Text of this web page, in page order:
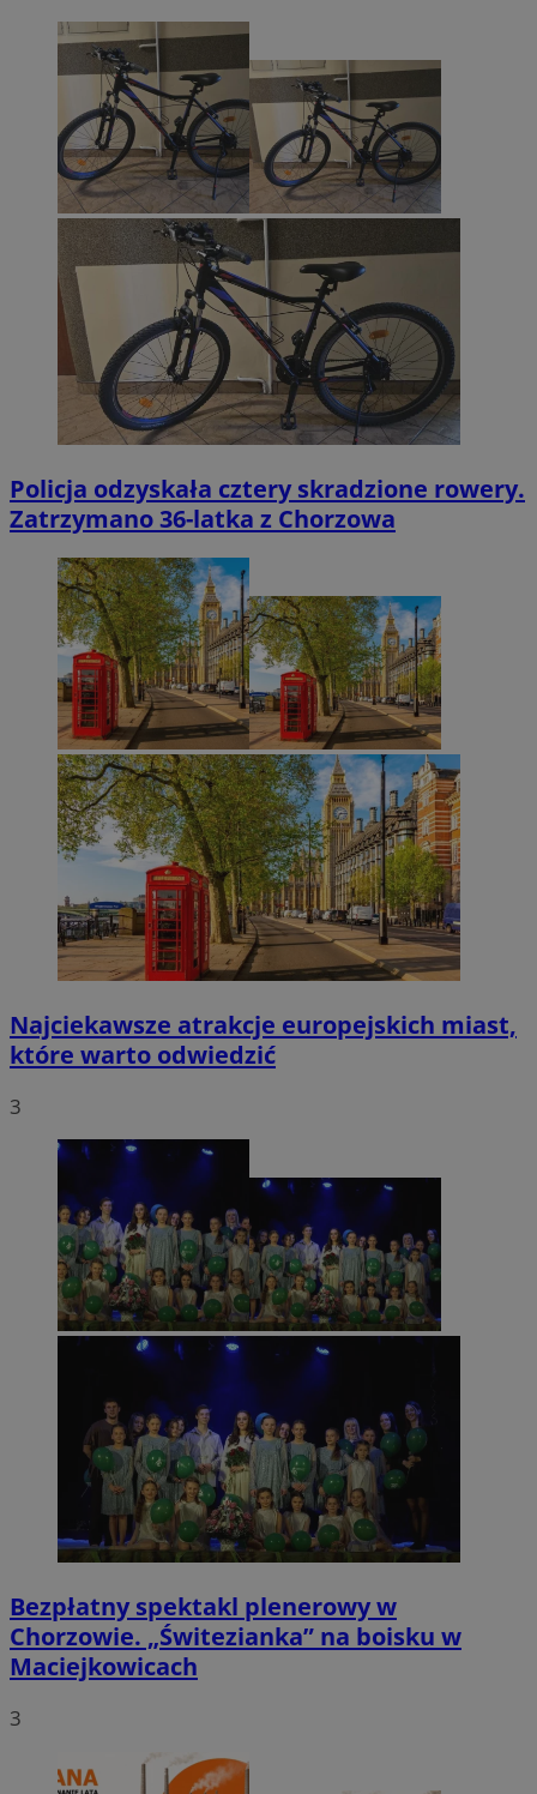
Policja odzyskała cztery skradzione rowery.
Zatrzymano 36-latka z Chorzowa
Najciekawsze atrakcje europejskich miast,
które warto odwiedzić
3
Bezpłatny spektakl plenerowy w
Chorzowie. „Świtezianka” na boisku w
Maciejkowicach
3